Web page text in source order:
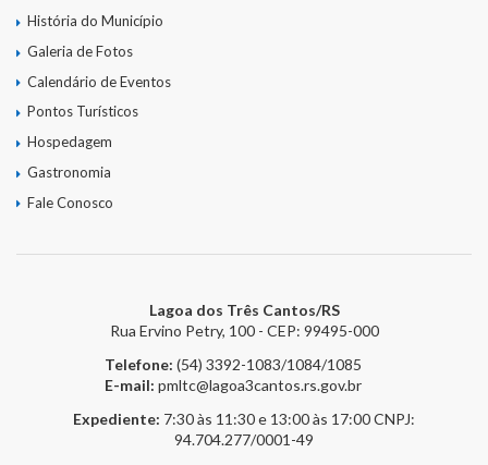
História do Município
Galeria de Fotos
Calendário de Eventos
Pontos Turísticos
Hospedagem
Gastronomia
Fale Conosco
Lagoa dos Três Cantos/RS
Rua Ervino Petry, 100 - CEP: 99495-000
Telefone: (54) 3392-1083/1084/1085
E-mail: pmltc@lagoa3cantos.rs.gov.br
Expediente: 7:30 às 11:30 e 13:00 às 17:00CNPJ:
94.704.277/0001-49